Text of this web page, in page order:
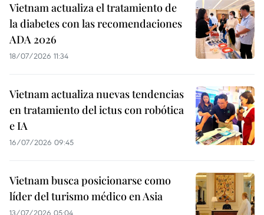
Vietnam actualiza el tratamiento de
la diabetes con las recomendaciones
ADA 2026
18/07/2026 11:34
Vietnam actualiza nuevas tendencias
en tratamiento del ictus con robótica
e IA
16/07/2026 09:45
Vietnam busca posicionarse como
líder del turismo médico en Asia
13/07/2026 05:04